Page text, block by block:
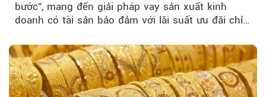
bước”, mang đến giải pháp vay sản xuất kinh
doanh có tài sản bảo đảm với lãi suất ưu đãi chỉ